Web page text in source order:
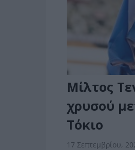
Μίλτος
χρυσού
Τόκιο
17 Σεπτεμβρίου,